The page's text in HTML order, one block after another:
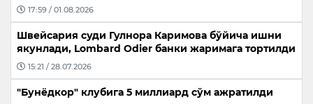
17:59 / 01.08.2026
Швейсария суди Гулнора Каримова бўйича ишни
якунлади, Lombard Odier банки жаримага тортилди
15:21 / 28.07.2026
"Бунёдкор" клубига 5 миллиард сўм ажратилди